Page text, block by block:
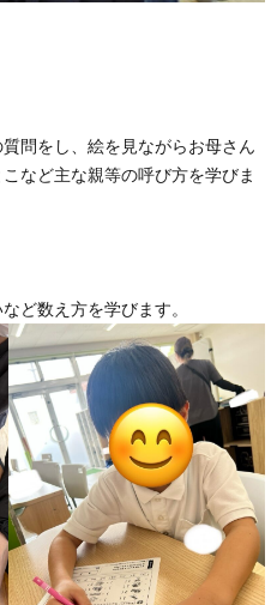
問をし、絵を見ながらお母さん
など主な親等の呼び方を学びま
ど数え方を学びます。